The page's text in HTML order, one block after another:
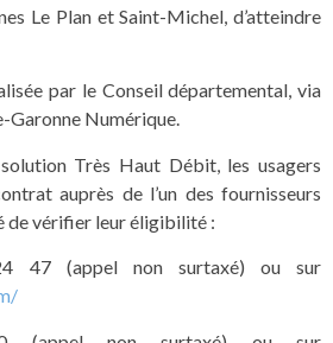
Le Plan et Saint-Michel, d’atteindre
par le Conseil départemental, via
Garonne Numérique.
Très Haut Débit, les usagers
auprès de l’un des fournisseurs
de vérifier leur éligibilité :
47 (appel non surtaxé) ou sur